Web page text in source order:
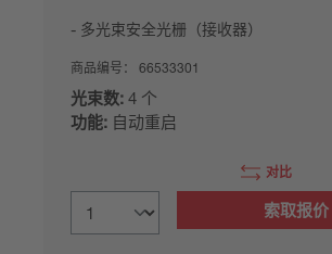
多光束安全光栅（接收器）
商品编号： 66533301
光束数: 4 个
功能: 自动重启
对比
索取报价